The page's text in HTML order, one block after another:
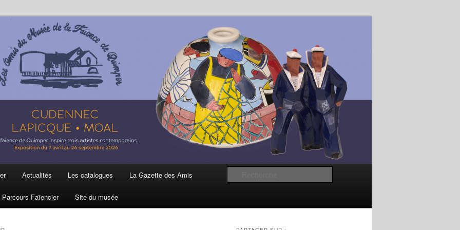
et de la Faïence de Quimper
Actualités Les catalogues La Gazette des Amis
Parcours Faïencier Site du musée